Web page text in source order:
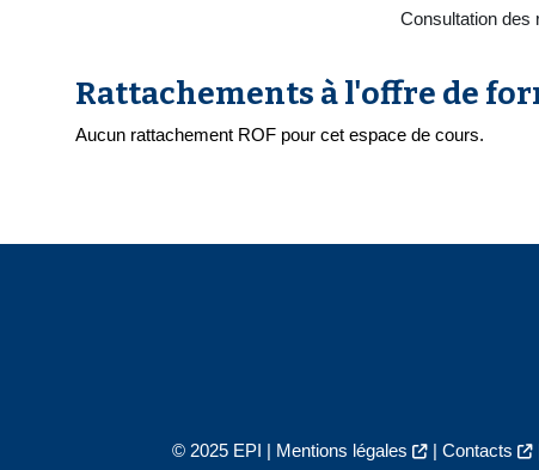
Consultation des
Rattachements à l'offre de
Aucun rattachement ROF pour cet espace de cours.
© 2025 EPI | Mentions légales | Contacts